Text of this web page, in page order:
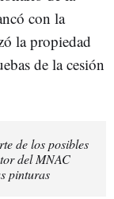
con la
la propiedad
de la cesión
de los posibles
del MNAC
pinturas